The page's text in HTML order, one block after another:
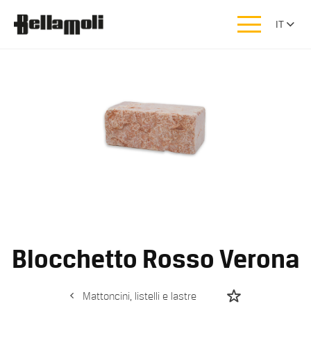
IT
Blocchetto Rosso Verona
Mattoncini, listelli e lastre